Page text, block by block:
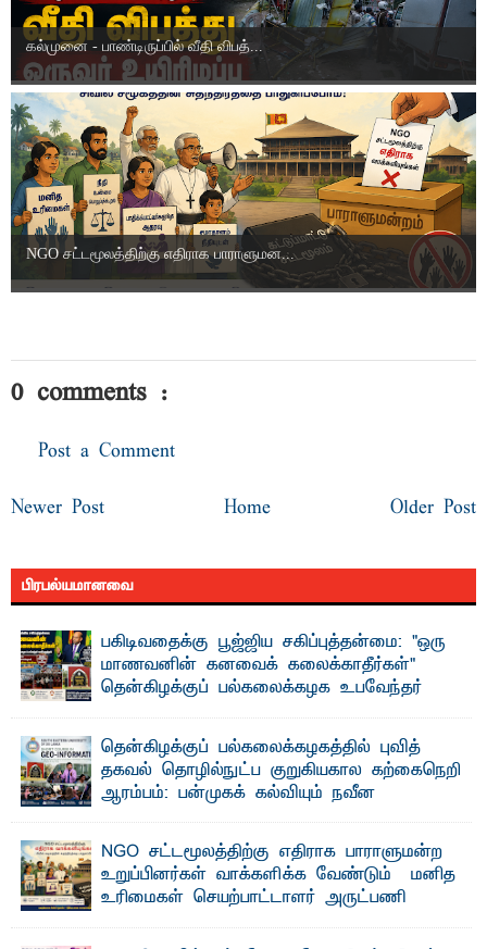
கல்முனை - பாண்டிருப்பில் வீதி விபத்...
NGO சட்டமூலத்திற்கு எதிராக பாராளுமன...
0 comments :
Post a Comment
Newer Post Older Post
Home
பிரபல்யமானவை
பகிடிவதைக்கு பூஜ்ஜிய சகிப்புத்தன்மை: "ஒரு
மாணவனின் கனவைக் கலைக்காதீர்கள்" –
தென்கிழக்குப் பல்கலைக்கழக உபவேந்தர்
"ஒ ரு மாணவனின் அல்லது மாணவியின் கனவு என்னால்
கலைக்கப்படாது" என்ற உறுதியை ஒவ்வொரு மாணவரும் ...
தென்கிழக்குப் பல்கலைக்கழகத்தில் புவித்
தகவல் தொழில்நுட்ப குறுகியகால கற்கைநெறி
ஆரம்பம்: பன்முகக் கல்வியும் நவீன
பேராசிரியர் எம். எம். பாஸில்
தெ ன்கிழக்குப் பல்கலைக்கழகத்தின் கலை மற்றும் கலாசார
பீடத்தின் புவியியல் துறையினால் ...
NGO சட்டமூலத்திற்கு எதிராக பாராளுமன்ற
உறுப்பினர்கள் வாக்களிக்க வேண்டும் – மனித
உரிமைகள் செயற்பாட்டாளர் அருட்பணி
ஜே. எப். காமிலா பேகம்- இ லங்கை அரசாங்கம் அரசுசாரா